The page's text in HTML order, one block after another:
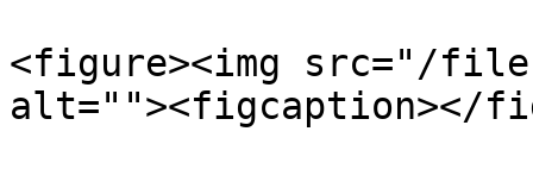
<figure><img src="/files/
alt=""><figcaption></